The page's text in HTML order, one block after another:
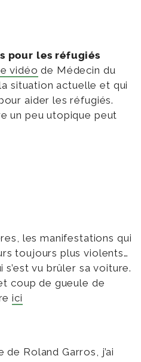
pour les réfugiés
vidéo de Médecin du
situation actuelle et qui
aider les réfugiés.
un peu utopique peut
les manifestations qui
toujours plus violents…
vu brûler sa voiture.
coup de gueule de
ici
Roland Garros, j’ai